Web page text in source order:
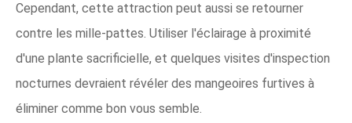
Cependant, cette attraction peut aussi se retourner
contre les mille-pattes. Utiliser l'éclairage à proximité
d'une plante sacrificielle, et quelques visites d'inspection
nocturnes devraient révéler des mangeoires furtives à
éliminer comme bon vous semble.